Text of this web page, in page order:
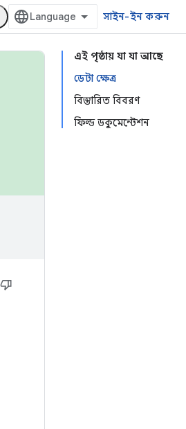
সাইন-ইন করুন
এই পৃষ্ঠায় যা যা আছে
ডেটা ক্ষেত্র
বিস্তারিত বিবরণ
ফিল্ড ডকুমেন্টেশন